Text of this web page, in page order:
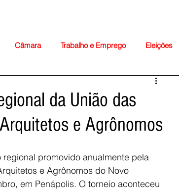
Câmara Trabalho e Emprego Eleições
da União das
e Agrônomos
promovido anualmente pela
e Agrônomos do Novo
em Penápolis. O torneio aconteceu